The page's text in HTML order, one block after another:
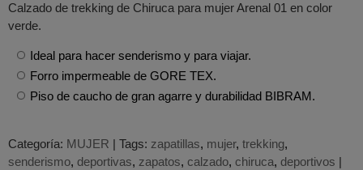
Calzado de trekking de Chiruca para mujer Arenal 01 en color
verde.
Ideal para hacer senderismo y para viajar.
Forro impermeable de GORE TEX.
Piso de caucho de gran agarre y durabilidad BIBRAM.
Categoría: MUJER | Tags: zapatillas mujer trekking
senderismo deportivas zapatos calzado chiruca deportivos |